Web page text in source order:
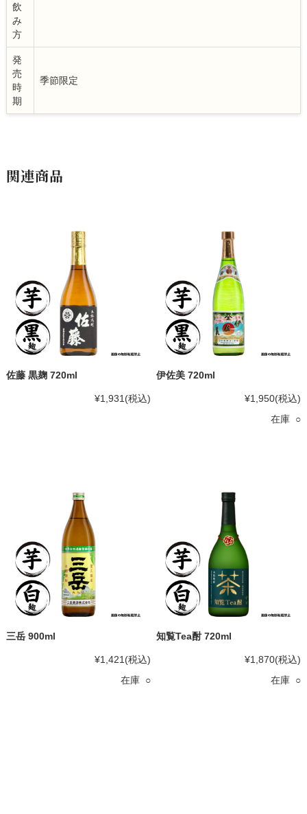
飲
み
方
発
売
時
期
季節限定
関連商品
佐藤 黒麹 720ml
¥1,931 (税込)
伊佐美 720ml
¥1,950(税込)
在庫 ○
三岳 900ml
¥1,421 (税込)
在庫 ○
知覧Tea酎 720ml
¥1,870(税込)
在庫 ○